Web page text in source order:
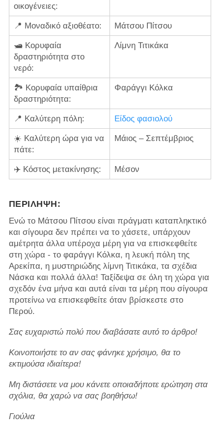
οικογένειες:
📍 Μοναδικό αξιοθέατο: Μάτσου Πίτσου
🛥️ Κορυφαία
δραστηριότητα στο
νερό:
Λίμνη Τιτικάκα
🏞️ Κορυφαία υπαίθρια
δραστηριότητα:
Φαράγγι Κόλκα
📍 Καλύτερη πόλη: Είδος φασιολού
☀️ Καλύτερη ώρα για να
πάτε:
Μάιος – Σεπτέμβριος
✈️ Κόστος μετακίνησης: Μέσον
ΠΕΡΊΛΗΨΗ:
Ενώ το Μάτσου Πίτσου είναι πράγματι καταπληκτικό
και σίγουρα δεν πρέπει να το χάσετε, υπάρχουν
αμέτρητα άλλα υπέροχα μέρη για να επισκεφθείτε
στη χώρα - το φαράγγι Κόλκα, η λευκή πόλη της
Αρεκίπα, η μυστηριώδης λίμνη Τιτικάκα, τα σχέδια
Νάσκα και πολλά άλλα! Ταξίδεψα σε όλη τη χώρα για
σχεδόν ένα μήνα και αυτά είναι τα μέρη που σίγουρα
προτείνω να επισκεφθείτε όταν βρίσκεστε στο
Περού.
Σας ευχαριστώ πολύ που διαβάσατε αυτό το άρθρο!
Κοινοποιήστε το αν σας φάνηκε χρήσιμο, θα το
εκτιμούσα ιδιαίτερα!
Μη διστάσετε να μου κάνετε οποιαδήποτε ερώτηση στα
σχόλια, θα χαρώ να σας βοηθήσω!
Γιούλια